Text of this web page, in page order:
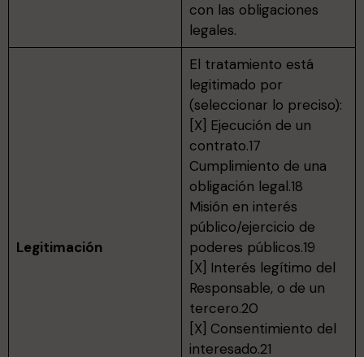
con las obligaciones
legales.
Legitimación
El tratamiento está
legitimado por
(seleccionar lo preciso):
[X] Ejecución de un
contrato.17
Cumplimiento de una
obligación legal.18
Misión en interés
público/ejercicio de
poderes públicos.19
[X] Interés legítimo del
Responsable, o de un
tercero.20
[X] Consentimiento del
interesado.21